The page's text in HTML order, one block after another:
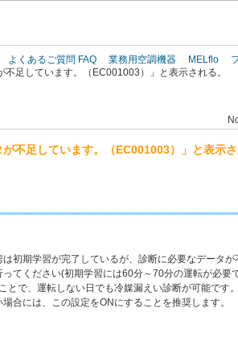
よくあるご質問 FAQ 業務用空調機器 MELflo
不足しています。（EC001003）」と表示される。
が不足しています。（EC001003）」と表示さ
初期学習が完了しているが、診断に必要なデータが
てください(初期学習には60分～70分の運転が必要で
とで、運転しない日でも冷媒漏えい診断が可能です。
合には、この設定をONにすることを推奨します。